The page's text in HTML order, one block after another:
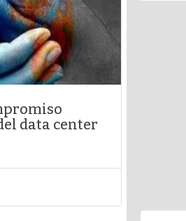
data center